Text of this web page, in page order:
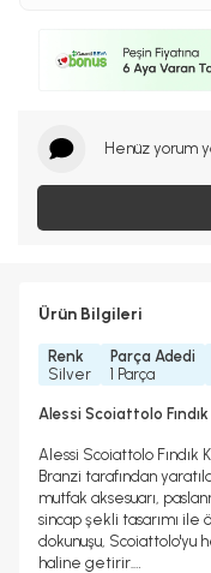
Henüz yorum
Ürün Bilgileri
Renk
Silver
Parça Adedi
1 Parça
Alessi Scoiattolo Fındık
Alessi Scoiattolo Fındık
Branzi tarafından
mutfak aksesuarı,
sincap şekli tasarımı ile
dokunuşu,
haline getirir.